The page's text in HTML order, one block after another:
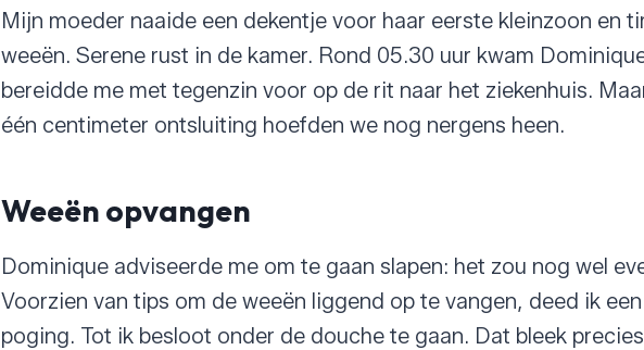
Mijn moeder naaide een dekentje voor haar eerste kleinzoon en
weeën. Serene rust in de kamer. Rond 05.30 uur kwam
bereidde me met tegenzin voor op de rit naar het ziekenhuis.
één centimeter ontsluiting hoefden we nog nergens heen.
Weeën opvangen
Dominique adviseerde me om te gaan slapen: het zou nog wel
Voorzien van tips om de weeën liggend op te vangen, deed ik
poging. Tot ik besloot onder de douche te gaan. Dat bleek